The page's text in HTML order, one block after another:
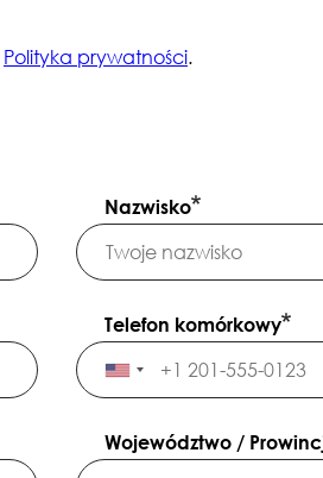
Polityka prywatności.
Nazwisko
Telefon komórkowy
Województwo /